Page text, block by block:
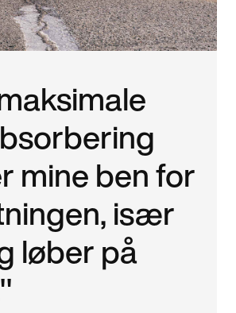
mine ben for
især
løber på